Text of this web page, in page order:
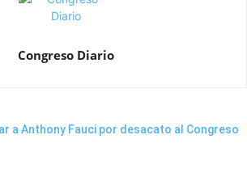
Congreso Diario
a Anthony Fauci por desacato al Congreso